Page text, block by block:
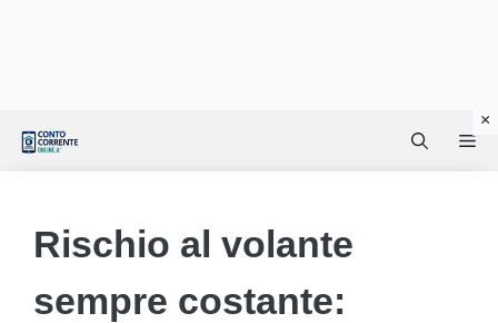
Rischio al volante
sempre costante: